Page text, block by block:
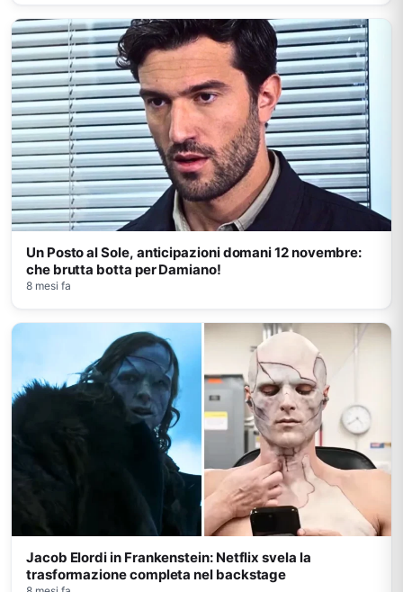
Un Posto al Sole, anticipazioni domani 12 novembre:
che brutta botta per Damiano!
8 mesi fa
Jacob Elordi in Frankenstein: Netflix svela la
trasformazione completa nel backstage